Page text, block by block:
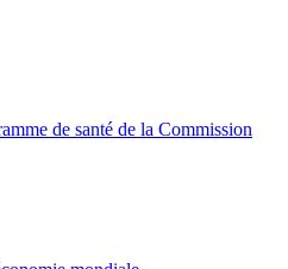
de santé de la Commission